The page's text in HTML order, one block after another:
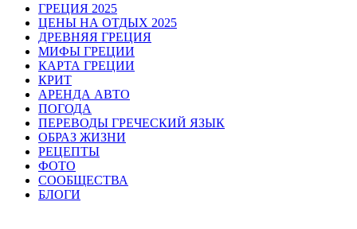
ГРЕЦИЯ 2025
ЦЕНЫ НА ОТДЫХ 2025
ДРЕВНЯЯ ГРЕЦИЯ
МИФЫ ГРЕЦИИ
КАРТА ГРЕЦИИ
КРИТ
АРЕНДА АВТО
ПОГОДА
ПЕРЕВОДЫ ГРЕЧЕСКИЙ ЯЗЫК
ОБРАЗ ЖИЗНИ
РЕЦЕПТЫ
ФОТО
СООБЩЕСТВА
БЛОГИ